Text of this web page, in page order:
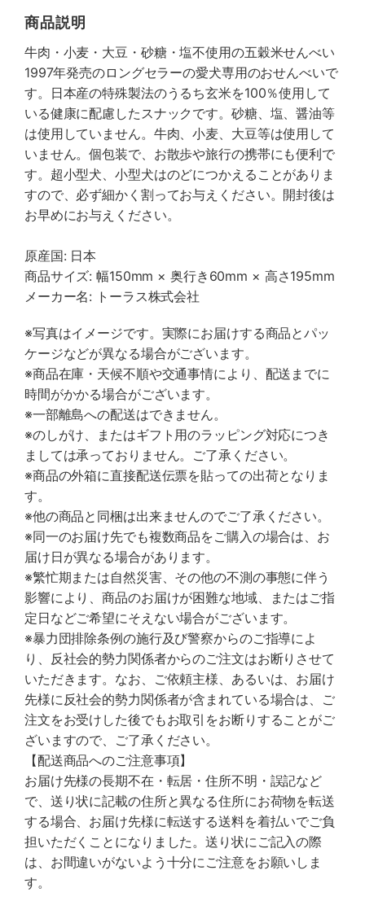
商品説明
牛肉・小麦・大豆・砂糖・塩不使用の五穀米せんべい
1997年発売のロングセラーの愛犬専用のおせんべいで
す。日本産の特殊製法のうるち玄米を100％使用して
いる健康に配慮したスナックです。砂糖、塩、醤油等
は使用していません。牛肉、小麦、大豆等は使用して
いません。個包装で、お散歩や旅行の携帯にも便利で
す。超小型犬、小型犬はのどにつかえることがありま
すので、必ず細かく割ってお与えください。開封後は
お早めにお与えください。
原産国: 日本
商品サイズ: 幅150mm × 奥行き60mm × 高さ195mm
メーカー名: トーラス株式会社
※写真はイメージです。実際にお届けする商品とパッ
ケージなどが異なる場合がございます。
※商品在庫・天候不順や交通事情により、配送までに
時間がかかる場合がございます。
※一部離島への配送はできません。
※のしがけ、またはギフト用のラッピング対応につき
ましては承っておりません。ご了承ください。
※商品の外箱に直接配送伝票を貼っての出荷となりま
す。
※他の商品と同梱は出来ませんのでご了承ください。
※同一のお届け先でも複数商品をご購入の場合は、お
届け日が異なる場合があります。
※繁忙期または自然災害、その他の不測の事態に伴う
影響により、商品のお届けが困難な地域、またはご指
定日などご希望にそえない場合がございます。
※暴力団排除条例の施行及び警察からのご指導によ
り、反社会的勢力関係者からのご注文はお断りさせて
いただきます。なお、ご依頼主様、あるいは、お届け
先様に反社会的勢力関係者が含まれている場合は、ご
注文をお受けした後でもお取引をお断りすることがご
ざいますので、ご了承ください。
【配送商品へのご注意事項】
お届け先様の長期不在・転居・住所不明・誤記など
で、送り状に記載の住所と異なる住所にお荷物を転送
する場合、お届け先様に転送する送料を着払いでご負
担いただくことになりました。送り状にご記入の際
は、お間違いがないよう十分にご注意をお願いしま
す。